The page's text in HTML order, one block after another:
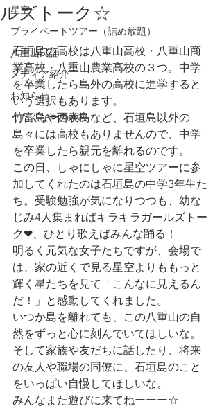
星空
プライベートツアー（詰め放題）
八重山民謡
メディア紹介
お知らせ
うたくなーの学校
ルズトーク☆
石垣島の高校は八重山高校・八重山商
業高校・八重山農業高校の３つ。中学
を卒業したら島外の高校に進学すると
いう選択もあります。
竹富島や西表島など、石垣島以外の
島々には高校もありませんので、中学
を卒業したら親元を離れるのです。
この日、しゃにしゃに星空ツアーに参
加してくれたのは石垣島の中学3年生た
ち。受験勉強が気になりつつも、幼な
じみ4人集まればキラキラガールズトー
ク❤、ひとり歌えばみんな踊る！
明るく元気な女子たちですが、会場で
は、家の近くで見る星空よりももっと
輝く星たちを見て「こんなに見えるん
だ！」と感動してくれました。
いつか島を離れても、この八重山の自
然をずっと心に刻んでいてほしいな。
そして家族や友だちに話したり、将来
の友人や職場の同僚に、石垣島のこと
をいっぱい自慢してほしいな。
みんなまた遊びに来てねーーー☆